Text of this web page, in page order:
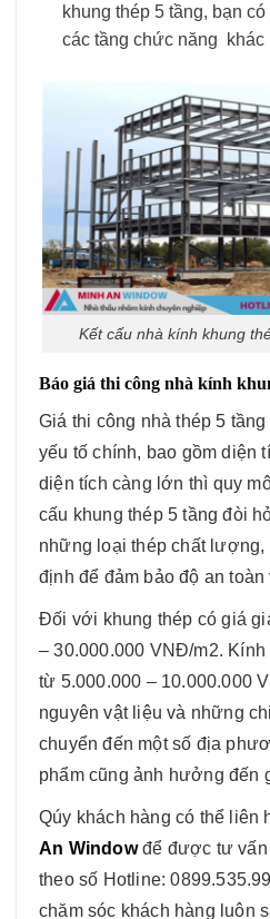
khung thép 5 tầng, bạn
các tầng chức năng khác
Kết cấu nhà kính khung
Báo giá thi công nhà kính
Giá thi công nhà thép 5
yếu tố chính, bao gồm diện
diện tích càng lớn thì quy
cấu khung thép 5 tầng đòi
những loại thép chất lượng,
định để đảm bảo độ an
Đối với khung thép có giá
– 30.000.000 VNĐ/m2.
từ 5.000.000 – 10.000.000
nguyên vật liệu và những
chuyển đến một số địa
phẩm cũng ảnh hưởng đến
Qúy khách hàng có thể liên
An Windowđể được tư vấn
theo số Hotline:
chăm sóc khách hàng luôn